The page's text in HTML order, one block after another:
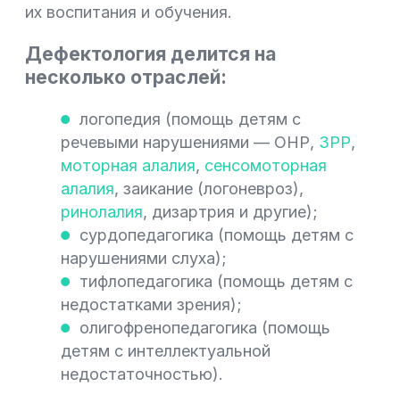
их воспитания и обучения.
Дефектология делится на
несколько отраслей:
логопедия (помощь детям с
речевыми нарушениями — ОНР, ЗРР,
моторная алалия, сенсомоторная
алалия, заикание (логоневроз),
ринолалия, дизартрия и другие);
сурдопедагогика (помощь детям с
нарушениями слуха);
тифлопедагогика (помощь детям с
недостатками зрения);
олигофренопедагогика (помощь
детям с интеллектуальной
недостаточностью).